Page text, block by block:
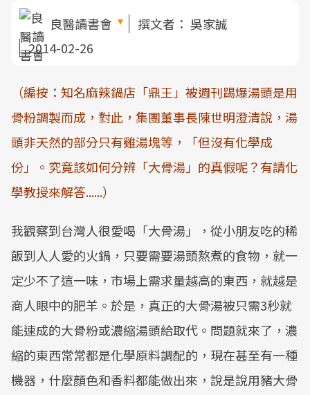
良醫讀書會 撰文者： 吳家誠
2014-02-26
（編按：知名麻辣鍋店「鼎王」被週刊踢爆湯頭是用
骨粉調製而成，對此，集團董事長陳世明澄清說，湯
頭非天然的部分只有雞湯塊等，「但沒有化學成
份」。究竟該如何分辨「大骨湯」的真假呢？有請化
學教授來解答......）
我觀察到台灣人很愛喝「大骨湯」，從小朋友吃的稀
飯到人人愛的火鍋，只要需要湯頭熬煮的食物，就一
定少不了這一味，市場上需求量越高的東西，就越是
商人眼中的肥羊。於是，真正的大骨湯被只需3秒就
能速成的大骨粉或濃縮湯頭給取代。問題就來了，濃
縮的東西常常都是化學原料調配的，現在甚至有一種
機器，什麼顏色和香料都能做出來，說是說用豬大骨